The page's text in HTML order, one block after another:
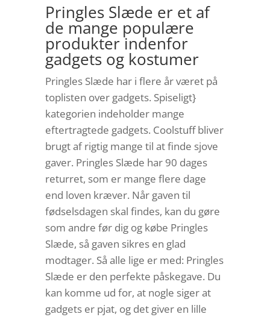
Pringles Slæde er et af
de mange populære
produkter indenfor
gadgets og kostumer
Pringles Slæde har i flere år været på
toplisten over gadgets. Spiseligt}
kategorien indeholder mange
eftertragtede gadgets. Coolstuff bliver
brugt af rigtig mange til at finde sjove
gaver. Pringles Slæde har 90 dages
returret, som er mange flere dage
end loven kræver. Når gaven til
fødselsdagen skal findes, kan du gøre
som andre før dig og købe Pringles
Slæde, så gaven sikres en glad
modtager. Så alle lige er med: Pringles
Slæde er den perfekte påskegave. Du
kan komme ud for, at nogle siger at
gadgets er pjat, og det giver en lille